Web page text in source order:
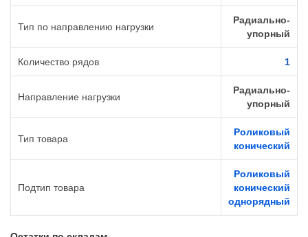
Тип по направлению нагрузки
Радиально-
упорный
Количество рядов 1
Направление нагрузки
Радиально-
упорный
Тип товара
Роликовый
конический
Подтип товара
Роликовый
конический
однорядный